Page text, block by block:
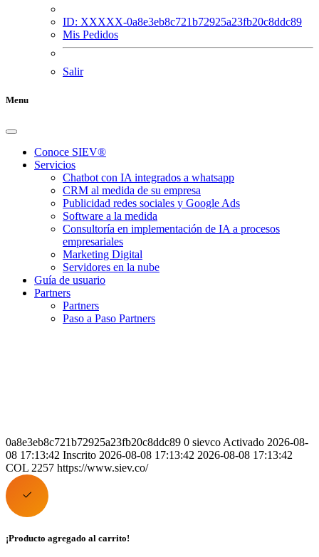
ID: XXXXX-0a8e3eb8c721b72925a23fb20c8ddc89
Mis Pedidos
Salir
Menu
Conoce SIEV®
Servicios
Chatbot con IA integrados a whatsapp
CRM al medida de su empresa
Publicidad redes sociales y Google Ads
Software a la medida
Consultoría en implementación de IA a procesos
empresariales
Marketing Digital
Servidores en la nube
Guía de usuario
Partners
Partners
Paso a Paso Partners
0a8e3eb8c721b72925a23fb20c8ddc89 0 sievco Activado 2026-08-
08 17:13:42 Inscrito 2026-08-08 17:13:42 2026-08-08 17:13:42
COL 2257 https://www.siev.co/
¡Producto agregado al carrito!